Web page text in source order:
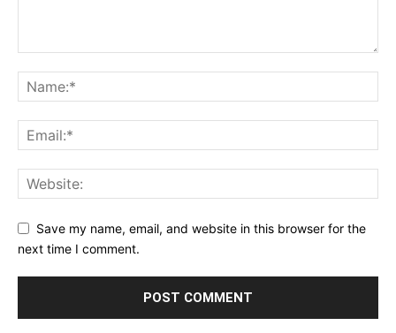
Save my name, email, and website in this browser for the
next time I comment.